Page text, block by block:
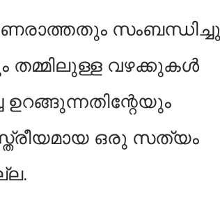
സംബന്ധിച്ചു
തമ്മിലുള്ള വഴക്കുകൾ
ഒരു സത്യം